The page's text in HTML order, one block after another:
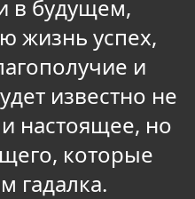
в будущем,
жизнь успех,
и
известно не
настоящее, но
которые
гадалка.